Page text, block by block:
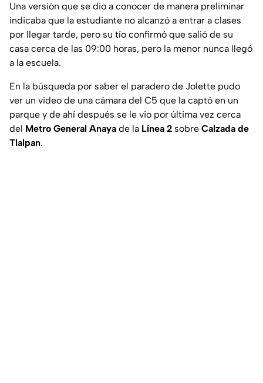
Una versión que se dio a conocer de manera preliminar
indicaba que la estudiante no alcanzó a entrar a clases
por llegar tarde, pero su tío confirmó que salió de su
casa cerca de las 09:00 horas, pero la menor nunca llegó
a la escuela.
En la búsqueda por saber el paradero de Jolette pudo
ver un video de una cámara del C5 que la captó en un
parque y de ahí después se le vio por última vez cerca
del Metro General Anaya de la Línea 2 sobre Calzada de
Tlalpan.